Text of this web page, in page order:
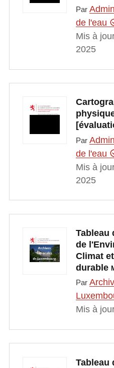
Par
de l'eau
Mis à
2025
Par
de l'eau
Mis à
2025
Tableau
de
Climat
durable
Par
Mis à
Tableau